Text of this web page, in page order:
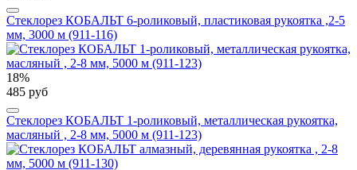
Стеклорез КОБАЛЬТ 6-роликовый, пластиковая рукоятка ,2-5
мм, 3000 м (911-116)
18%
485 руб
Стеклорез КОБАЛЬТ 1-роликовый, металлическая рукоятка,
масляный , 2-8 мм, 5000 м (911-123)